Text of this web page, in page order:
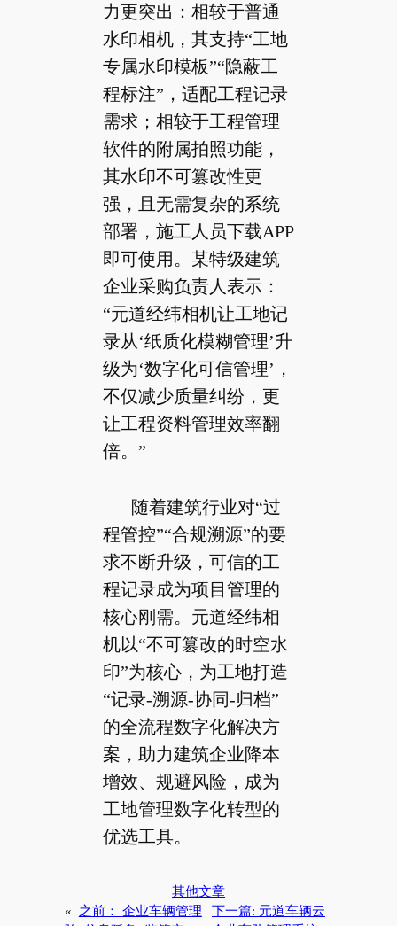
力更突出：相较于普通
水印相机，其支持“工地
专属水印模板”“隐蔽工
程标注”，适配工程记录
需求；相较于工程管理
软件的附属拍照功能，
其水印不可篡改性更
强，且无需复杂的系统
部署，施工人员下载APP
即可使用。某特级建筑
企业采购负责人表示：
“元道经纬相机让工地记
录从‘纸质化模糊管理’升
级为‘数字化可信管理’，
不仅减少质量纠纷，更
让工程资料管理效率翻
倍。”
随着建筑行业对“过
程管控”“合规溯源”的要
求不断升级，可信的工
程记录成为项目管理的
核心刚需。元道经纬相
机以“不可篡改的时空水
印”为核心，为工地打造
“记录-溯源-协同-归档”
的全流程数字化解决方
案，助力建筑企业降本
增效、规避风险，成为
工地管理数字化转型的
优选工具。
其他文章
«
之前： 企业车辆管理
下一篇: 元道车辆云